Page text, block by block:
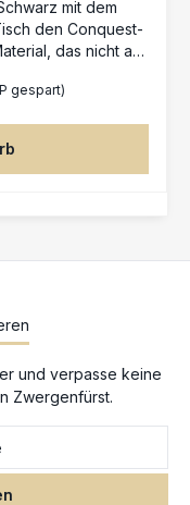
mit dem
den Conquest-
das nicht auf
zu gleiten. Die
in der EU..
gespart)
und verpasse keine
Zwergenfürst.